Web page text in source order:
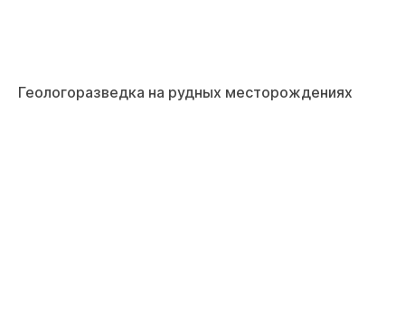
Геологоразведка на рудных месторождениях